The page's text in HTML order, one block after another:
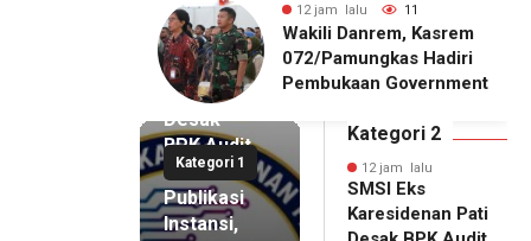
12 jam lalu 11
Wakili Danrem, Kasrem
072/Pamungkas Hadiri
Pembukaan Government
Expo 2026 di JEC
Kategori 1
12 jam lalu
SMSI Eks
Karesidenan
Pati
Desak
BPK Audit
Dana
Publikasi
Instansi,
Kategori 2
12 jam lalu
SMSI Eks
Karesidenan Pati